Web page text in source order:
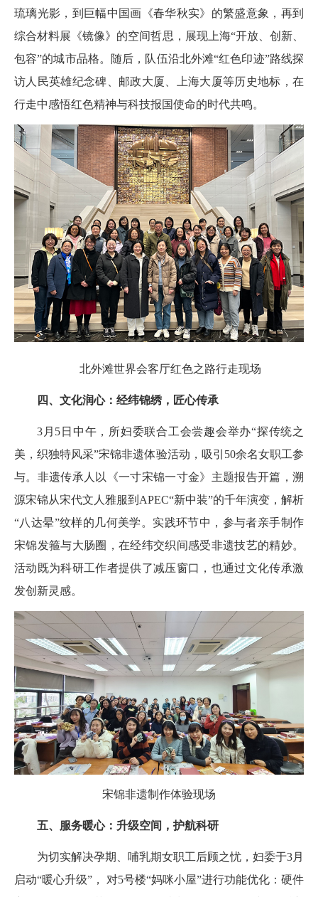
琉璃光影，到巨幅中国画《春华秋实》的繁盛意象，再到
综合材料展《镜像》的空间哲思，展现上海“开放、创新、
包容”的城市品格。随后，队伍沿北外滩“红色印迹”路线探
访人民英雄纪念碑、邮政大厦、上海大厦等历史地标，在
行走中感悟红色精神与科技报国使命的时代共鸣。
北外滩世界会客厅红色之路行走现场
四、文化润心：经纬锦绣，匠心传承
3月5日中午，所妇委联合工会尝趣会举办“探传统之
美，织独特风采”宋锦非遗体验活动，吸引50余名女职工参
与。非遗传承人以《一寸宋锦一寸金》主题报告开篇，溯
源宋锦从宋代文人雅服到APEC“新中装”的千年演变，解析
“八达晕”纹样的几何美学。实践环节中，参与者亲手制作
宋锦发箍与大肠圈，在经纬交织间感受非遗技艺的精妙。
活动既为科研工作者提供了减压窗口，也通过文化传承激
发创新灵感。
宋锦非遗制作体验现场
五、服务暖心：升级空间，护航科研
为切实解决孕期、哺乳期女职工后顾之忧，妇委于3月
启动“暖心升级”， 对5号楼“妈咪小屋”进行功能优化：硬件